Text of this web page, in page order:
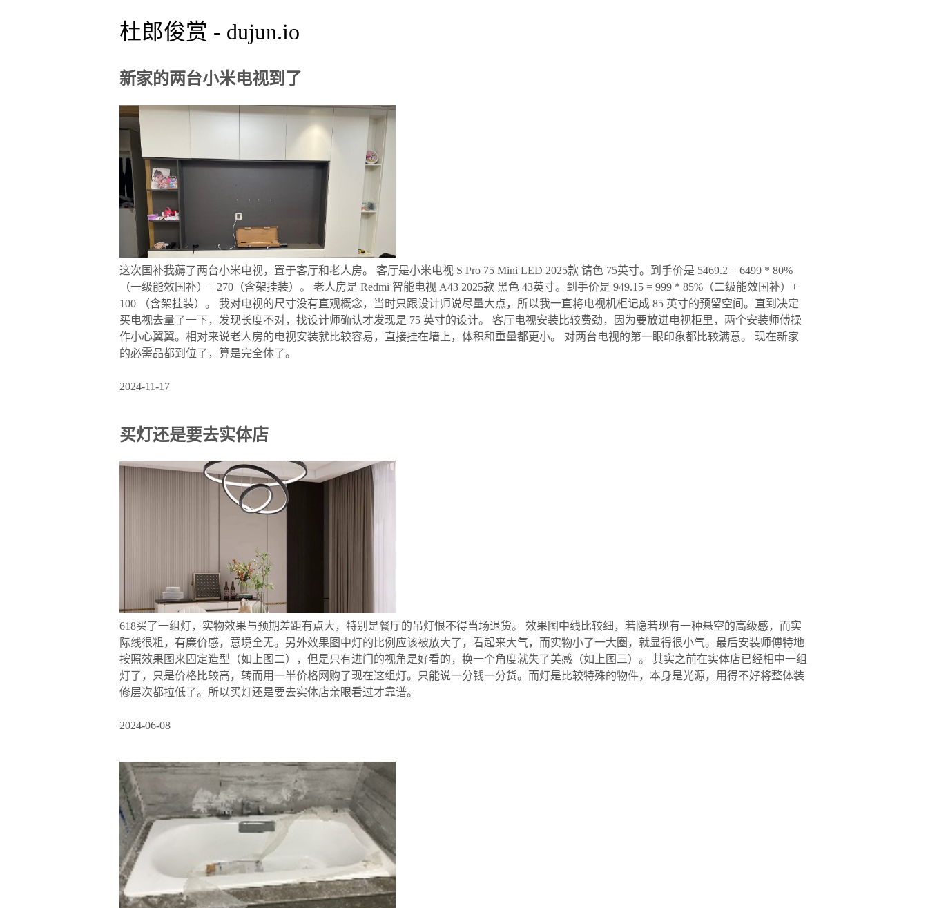
杜郎俊赏 - dujun.io
新家的两台小米电视到了
这次国补我薅了两台小米电视，置于客厅和老人房。 客厅是小米电视 S Pro 75 Mini LED 2025款 锖色 75英寸。到手价是 5469.2 = 6499 * 80%
（一级能效国补）+ 270（含架挂装）。 老人房是 Redmi 智能电视 A43 2025款 黑色 43英寸。到手价是 949.15 = 999 * 85%（二级能效国补）+
100 （含架挂装）。 我对电视的尺寸没有直观概念，当时只跟设计师说尽量大点，所以我一直将电视机柜记成 85 英寸的预留空间。直到决定
买电视去量了一下，发现长度不对，找设计师确认才发现是 75 英寸的设计。 客厅电视安装比较费劲，因为要放进电视柜里，两个安装师傅操
作小心翼翼。相对来说老人房的电视安装就比较容易，直接挂在墙上，体积和重量都更小。 对两台电视的第一眼印象都比较满意。 现在新家
的必需品都到位了，算是完全体了。
2024-11-17
买灯还是要去实体店
618买了一组灯，实物效果与预期差距有点大，特别是餐厅的吊灯恨不得当场退货。 效果图中线比较细，若隐若现有一种悬空的高级感，而实
际线很粗，有廉价感，意境全无。另外效果图中灯的比例应该被放大了，看起来大气，而实物小了一大圈，就显得很小气。最后安装师傅特地
按照效果图来固定造型（如上图二），但是只有进门的视角是好看的，换一个角度就失了美感（如上图三）。 其实之前在实体店已经相中一组
灯了，只是价格比较高，转而用一半价格网购了现在这组灯。只能说一分钱一分货。而灯是比较特殊的物件，本身是光源，用得不好将整体装
修层次都拉低了。所以买灯还是要去实体店亲眼看过才靠谱。
2024-06-08